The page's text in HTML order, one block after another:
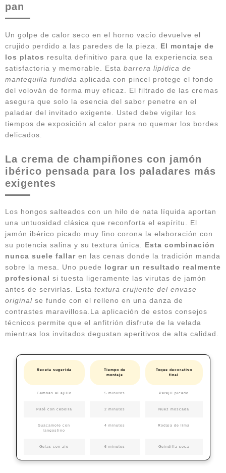
pan
Un golpe de calor seco en el horno vacío devuelve el
crujido perdido a las paredes de la pieza. El montaje de
los platos resulta definitivo para que la experiencia sea
satisfactoria y memorable. Esta barrera lipídica de
mantequilla fundida aplicada con pincel protege el fondo
del volován de forma muy eficaz. El filtrado de las cremas
asegura que solo la esencia del sabor penetre en el
paladar del invitado exigente. Usted debe vigilar los
tiempos de exposición al calor para no quemar los bordes
delicados.
La crema de champiñones con jamón
ibérico pensada para los paladares más
exigentes
Los hongos salteados con un hilo de nata líquida aportan
una untuosidad clásica que reconforta el espíritu. El
jamón ibérico picado muy fino corona la elaboración con
su potencia salina y su textura única. Esta combinación
nunca suele fallar en las cenas donde la tradición manda
sobre la mesa. Uno puede lograr un resultado realmente
profesional si tuesta ligeramente las virutas de jamón
antes de servirlas. Esta textura crujiente del envase
original se funde con el relleno en una danza de
contrastes maravillosa.La aplicación de estos consejos
técnicos permite que el anfitrión disfrute de la velada
mientras los invitados degustan aperitivos de alta calidad.
Receta sugerida
Tiempo de
montaje
Toque decorativo
final
Gambas al ajillo 5 minutos Perejil picado
Paté con cebolla 2 minutos Nuez moscada
Guacamole con
langostino
4 minutos Rodaja de lima
Gulas con ajo 6 minutos Guindilla seca